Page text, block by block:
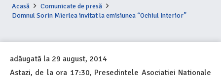
Acasă
Comunicate de presă
Domnul Sorin Mierlea invitat la emisiunea “Ochiul Interior”
adăugată la 29 august, 2014
Astazi, de la ora 17:30, Presedintele Asociatiei Nationale